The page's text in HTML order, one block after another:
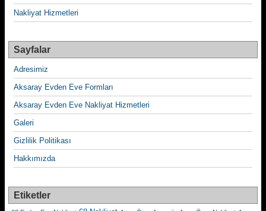
Nakliyat Hizmetleri
Sayfalar
Adresimiz
Aksaray Evden Eve Formları
Aksaray Evden Eve Nakliyat Hizmetleri
Galeri
Gizlilik Politikası
Hakkımızda
Etiketler